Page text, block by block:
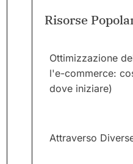
Risorse
Ottimizzazione
l'e-commerce:
dove iniziare)
Attraverso